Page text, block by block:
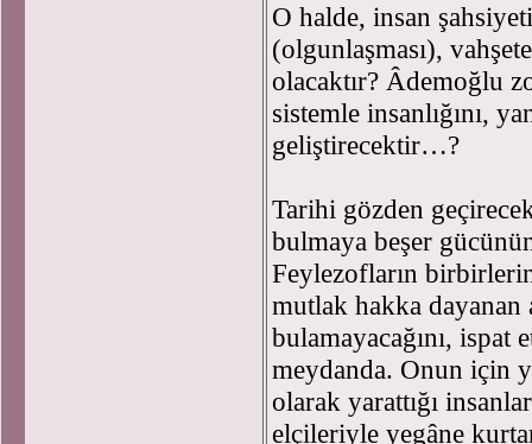
O halde, insan
(olgunlaşması),
olacaktır? Âdemoğlu
sistemle insanlığını,
geliştirecektir…?
Tarihi gözden
bulmaya beşer
Feylezofların
mutlak hakka dayanan
bulamayacağını,
meydanda. Onun için
olarak yarattığı
elçileriyle yegâne